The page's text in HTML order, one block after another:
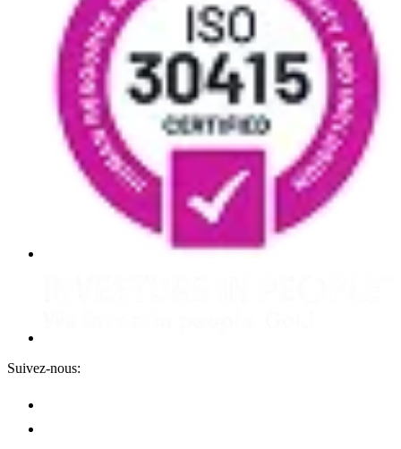
Suivez-nous: